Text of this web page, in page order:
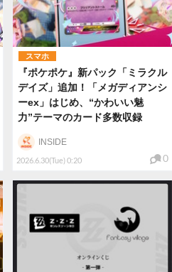
スマホ
『ポケポケ』新パック「ミラクル
デイズ」追加！「メガディアンシ
ーex」はじめ、“かわいい魅
力”テーマのカード多数収録
2026.6.30(Tue) 0:20
INSIDE
0